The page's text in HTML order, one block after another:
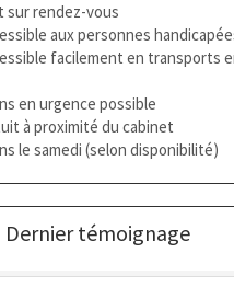
sur rendez-vous
aux personnes
facilement en transports
en urgence possible
à proximité du cabinet
le samedi (selon disponibilité)
Dernier témoignage